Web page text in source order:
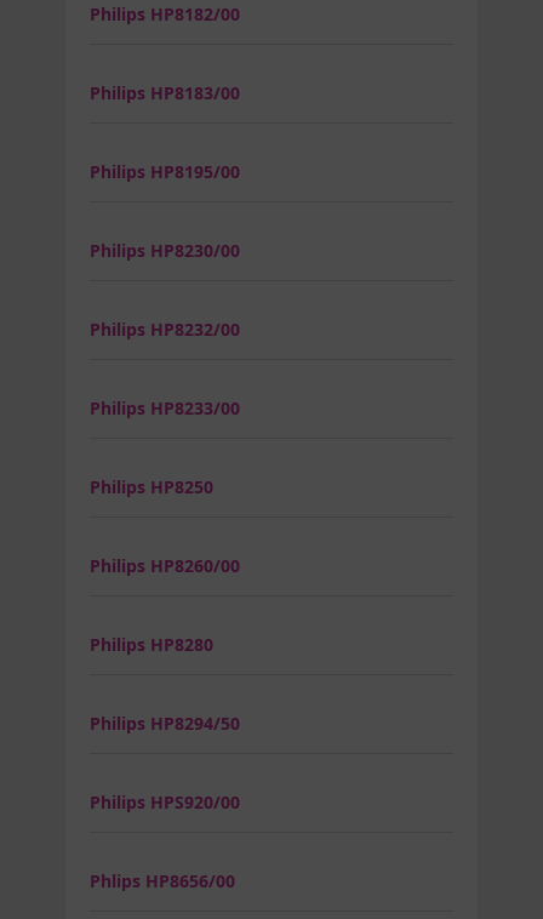
Philips HP8182/00
Philips HP8183/00
Philips HP8195/00
Philips HP8230/00
Philips HP8232/00
Philips HP8233/00
Philips HP8250
Philips HP8260/00
Philips HP8280
Philips HP8294/50
Philips HPS920/00
Phlips HP8656/00